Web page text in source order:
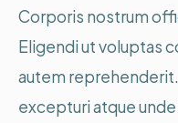
Corporis nostrum
Eligendi ut voluptas
autem
excepturi atque